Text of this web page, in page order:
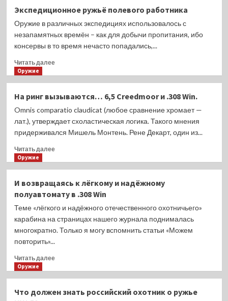
145
«Лось
Тактика»
Экспедиционное ружьё полевого работника
Оружие в различных экспедициях использовалось с
незапамятных времён – как для добычи пропитания, ибо
консервы в то время нечасто попадались,...
Читать далееПрочитать
ружьё
полевого
работника
Оружие
На ринг вызываются… 6,5 Creedmoor и .308 Win.
Omnis comparatio claudicat (любое сравнение хромает —
лат.), утверждает схоластическая логика. Такого мнения
придерживался Мишель Монтень. Рене Декарт, один из...
Читать далееПрочитать
ринг
вызываются…
6,5
.308
Win.
Оружие
И возвращаясь к лёгкому и надёжному
полуавтомату в .308 Win
Теме «лёгкого и надёжного отечественного охотничьего»
карабина на страницах нашего журнала поднималась
многократно. Только я могу вспомнить статьи «Можем
повторить»...
Читать далееПрочитать
возвращаясь
Оружие
Что должен знать российский охотник о ружье